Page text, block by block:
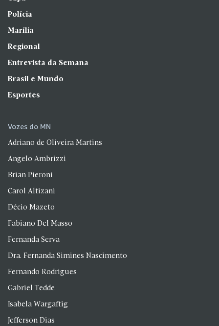
Polícia
Marília
Regional
Entrevista da Semana
Brasil e Mundo
Esportes
Vozes do MN
Adriano de Oliveira Martins
Angelo Ambrizzi
Brian Pieroni
Carol Altizani
Décio Mazeto
Fabiano Del Masso
Fernanda Serva
Dra. Fernanda Simines Nascimento
Fernando Rodrigues
Gabriel Tedde
Isabela Wargaftig
Jefferson Dias